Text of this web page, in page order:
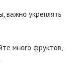
важно укреплять
много фруктов,